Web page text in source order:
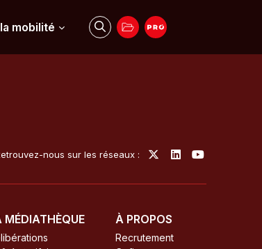
mobilité
nous sur les réseaux :
MÉDIATHÈQUE À PROPOS
Recrutement